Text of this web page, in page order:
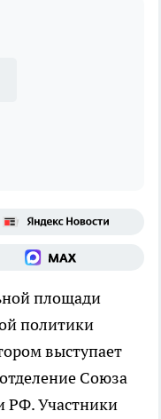
площади
политики
выступает
Cоюза
РФ. Участники